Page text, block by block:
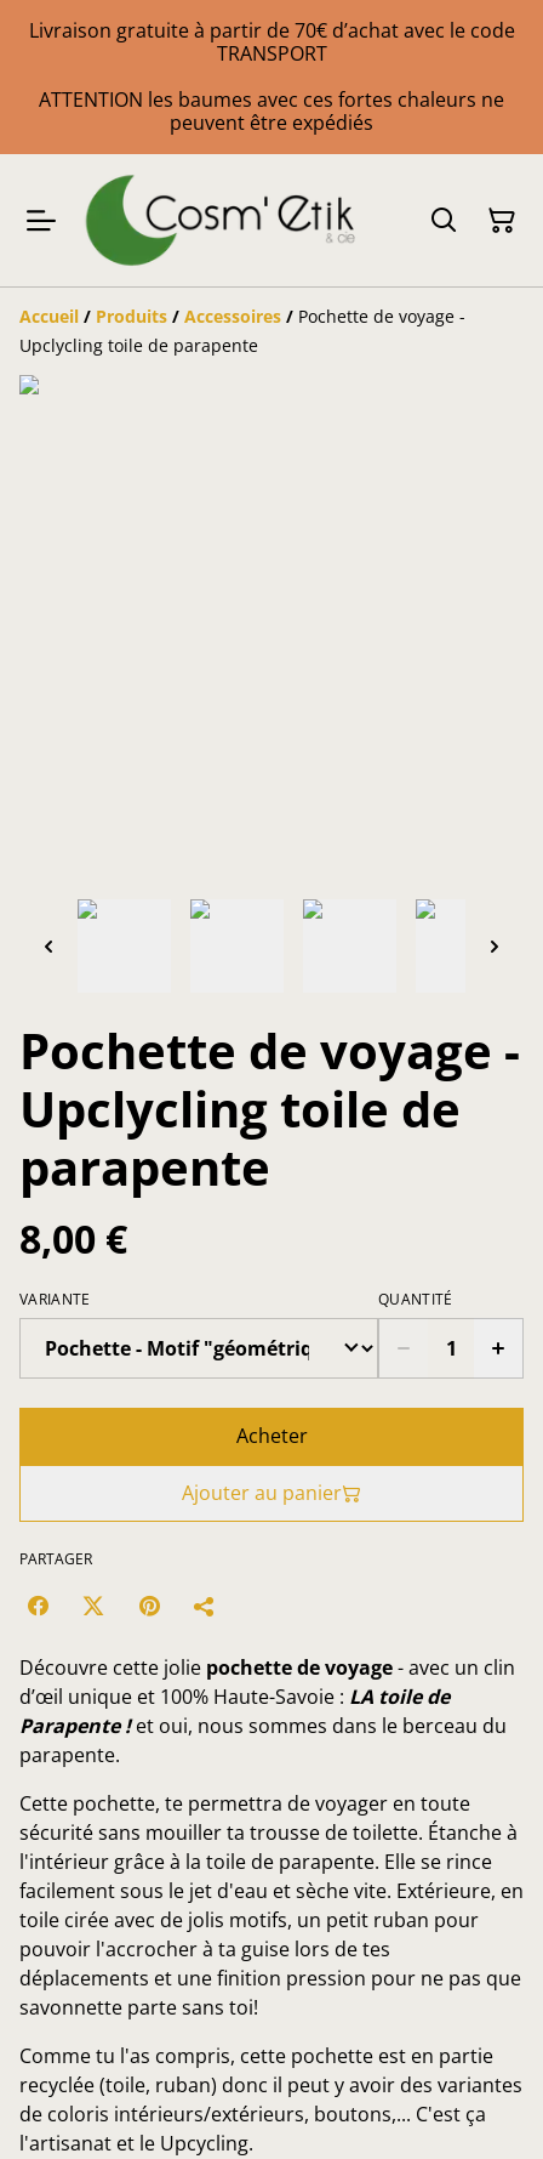
Livraison gratuite à partir de 70€ d’achat avec le code
TRANSPORT
ATTENTION les baumes avec ces fortes chaleurs ne
peuvent être expédiés
Accueil / Produits / Accessoires / Pochette de voyage -
Upclycling toile de parapente
Pochette de voyage -
Upclycling toile de
parapente
8,00 €
VARIANTE QUANTITÉ
Acheter
Ajouter au panier
PARTAGER
Découvre cette jolie pochette de voyage- avec un clin
d’œil unique et 100% Haute-Savoie : LA toile de
Parapente !et oui, nous sommes dans le berceau du
parapente.
Cette pochette, te permettra de voyager en toute
sécurité sans mouiller ta trousse de toilette. Étanche à
l'intérieur grâce à la toile de parapente. Elle se rince
facilement sous le jet d'eau et sèche vite. Extérieure, en
toile cirée avec de jolis motifs, un petit ruban pour
pouvoir l'accrocher à ta guise lors de tes
déplacements et une finition pression pour ne pas que
savonnette parte sans toi!
Comme tu l'as compris, cette pochette est en partie
recyclée (toile, ruban) donc il peut y avoir des variantes
de coloris intérieurs/extérieurs, boutons,... C'est ça
l'artisanat et le Upcycling.